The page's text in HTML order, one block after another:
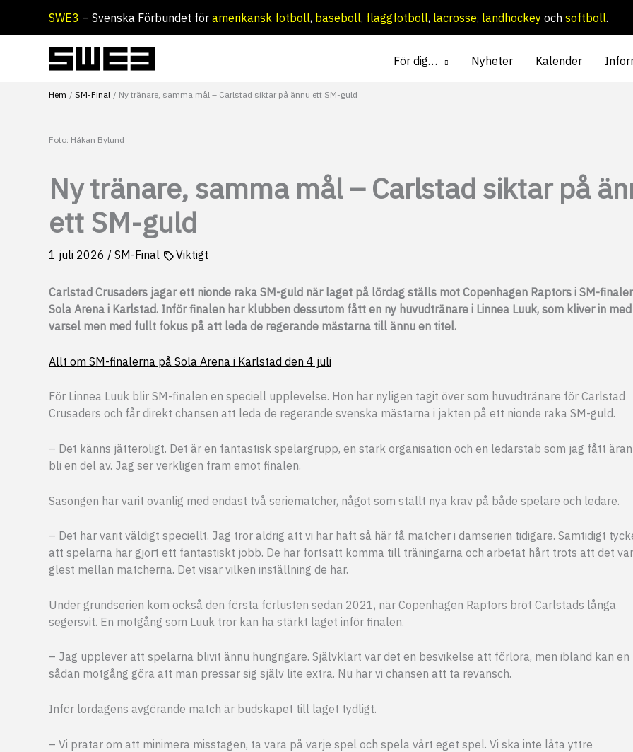
SWE3 – Svenska Förbundet för amerikansk fotboll, baseboll, flaggfotboll, lacrosse, landhockey och softboll.
För dig… Nyheter Kalender
Hem SM-Final Ny tränare, samma mål – Carlstad siktar på ännu ett SM-guld
Foto: Håkan Bylund
Ny tränare, samma mål – Carlstad siktar på
ett SM-guld
1 juli 2026 / SM-Final Viktigt
Carlstad Crusaders jagar ett nionde raka SM-guld när laget på lördag ställs mot Copenhagen Raptors i SM-
Sola Arena i Karlstad. Inför finalen har klubben dessutom fått en ny huvudtränare i Linnea Luuk, som kliver in
varsel men med fullt fokus på att leda de regerande mästarna till ännu en titel.
Allt om SM-finalerna på Sola Arena i Karlstad den 4 juli
För Linnea Luuk blir SM-finalen en speciell upplevelse. Hon har nyligen tagit över som huvudtränare för Carlstad
Crusaders och får direkt chansen att leda de regerande svenska mästarna i jakten på ett nionde raka SM-guld.
– Det känns jätteroligt. Det är en fantastisk spelargrupp, en stark organisation och en ledarstab som jag fått
bli en del av. Jag ser verkligen fram emot finalen.
Säsongen har varit ovanlig med endast två seriematcher, något som ställt nya krav på både spelare och ledare.
– Det har varit väldigt speciellt. Jag tror aldrig att vi har haft så här få matcher i damserien tidigare. Samtidigt
att spelarna har gjort ett fantastiskt jobb. De har fortsatt komma till träningarna och arbetat hårt trots att det
glest mellan matcherna. Det visar vilken inställning de har.
Under grundserien kom också den första förlusten sedan 2021, när Copenhagen Raptors bröt Carlstads långa
segersvit. En motgång som Luuk tror kan ha stärkt laget inför finalen.
– Jag upplever att spelarna blivit ännu hungrigare. Självklart var det en besvikelse att förlora, men ibland kan en
sådan motgång göra att man pressar sig själv lite extra. Nu har vi chansen att ta revansch.
Inför lördagens avgörande match är budskapet till laget tydligt.
– Vi pratar om att minimera misstagen, ta vara på varje spel och spela vårt eget spel. Vi ska inte låta yttre